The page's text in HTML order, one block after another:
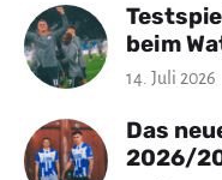
beim
14. Juli 2026
Das
2026/